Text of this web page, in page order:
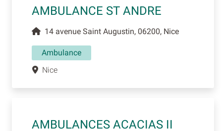
AMBULANCE ST ANDRE
14 avenue Saint Augustin, 06200, Nice
Ambulance
Nice
AMBULANCES ACACIAS II